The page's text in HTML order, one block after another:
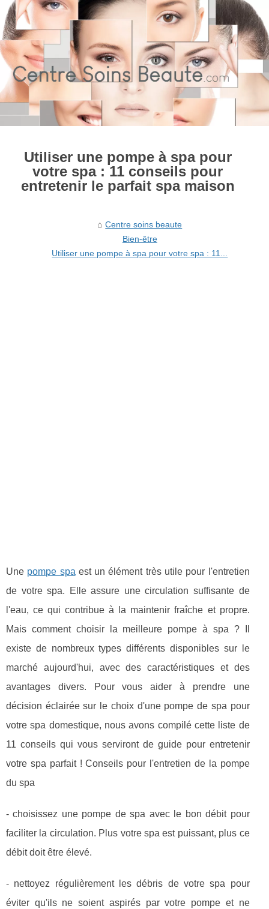
Utiliser une pompe à spa pour
votre spa : 11 conseils pour
entretenir le parfait spa maison
Centre soins beaute
Bien-être
Utiliser une pompe à spa pour votre spa : 11...
Une pompe spa est un élément très utile pour l'entretien
de votre spa. Elle assure une circulation suffisante de
l'eau, ce qui contribue à la maintenir fraîche et propre.
Mais comment choisir la meilleure pompe à spa ? Il
existe de nombreux types différents disponibles sur le
marché aujourd'hui, avec des caractéristiques et des
avantages divers. Pour vous aider à prendre une
décision éclairée sur le choix d'une pompe de spa pour
votre spa domestique, nous avons compilé cette liste de
11 conseils qui vous serviront de guide pour entretenir
votre spa parfait ! Conseils pour l'entretien de la pompe
du spa
- choisissez une pompe de spa avec le bon débit pour
faciliter la circulation. Plus votre spa est puissant, plus ce
débit doit être élevé.
- nettoyez régulièrement les débris de votre spa pour
éviter qu'ils ne soient aspirés par votre pompe et ne